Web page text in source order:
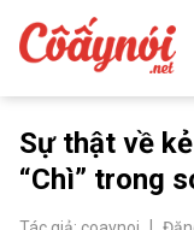
Sự thật về
“Chì” trong